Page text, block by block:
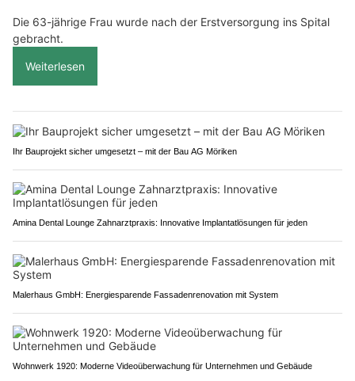
Die 63-jährige Frau wurde nach der Erstversorgung ins Spital
gebracht.
Weiterlesen
Ihr Bauprojekt sicher umgesetzt – mit der Bau AG Möriken
Amina Dental Lounge Zahnarztpraxis: Innovative Implantatlösungen für jeden
Malerhaus GmbH: Energiesparende Fassadenrenovation mit System
Wohnwerk 1920: Moderne Videoüberwachung für Unternehmen und Gebäude